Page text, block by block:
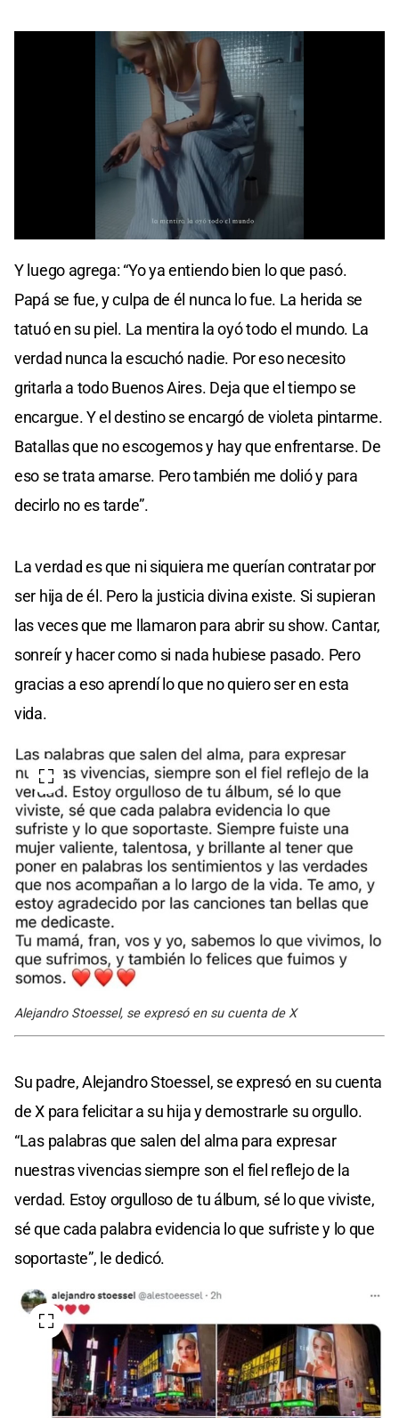
of
seconds
Y luego agrega: “Yo ya entiendo bien lo que pasó.
Papá se fue, y culpa de él nunca lo fue. La herida se
tatuó en su piel. La mentira la oyó todo el mundo. La
verdad nunca la escuchó nadie. Por eso necesito
gritarla a todo Buenos Aires. Deja que el tiempo se
encargue. Y el destino se encargó de violeta pintarme.
Batallas que no escogemos y hay que enfrentarse. De
eso se trata amarse. Pero también me dolió y para
decirlo no es tarde”.
La verdad es que ni siquiera me querían contratar por
ser hija de él. Pero la justicia divina existe. Si supieran
las veces que me llamaron para abrir su show. Cantar,
sonreír y hacer como si nada hubiese pasado. Pero
gracias a eso aprendí lo que no quiero ser en esta
vida.
Alejandro Stoessel, se expresó en su cuenta de X
Su padre, Alejandro Stoessel, se expresó en su cuenta
de X para felicitar a su hija y demostrarle su orgullo.
“Las palabras que salen del alma para expresar
nuestras vivencias siempre son el fiel reflejo de la
verdad. Estoy orgulloso de tu álbum, sé lo que viviste,
sé que cada palabra evidencia lo que sufriste y lo que
soportaste”, le dedicó.